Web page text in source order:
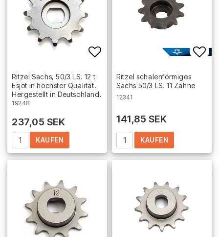
Add to list of favorites
Ritzel Sachs, 50/3 LS. 12 t
Esjot in höchster Qualität.
Hergestellt in Deutschland.
19248
237,05 SEK
KAUFEN
Ritzel schalenförmiges
Sachs 50/3 LS. 11 Zähne
12341
141,85 SEK
KAUFEN